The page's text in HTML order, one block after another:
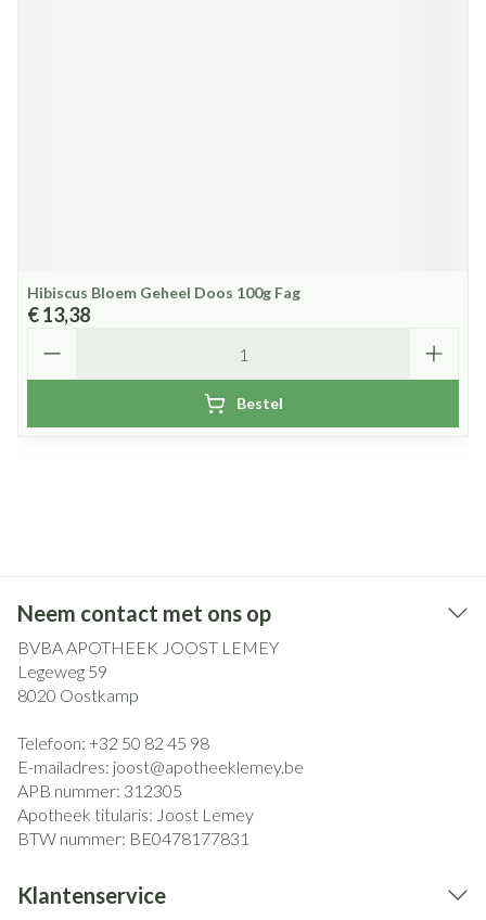
Hibiscus Bloem Geheel Doos 100g Fag
€ 13,38
Bestel
Neem contact met ons op
BVBA APOTHEEK JOOST LEMEY
Legeweg 59
8020 Oostkamp
Telefoon: +32 50 82 45 98
E-mailadres: joost@apotheeklemey.be
APB nummer: 312305
Apotheek titularis: Joost Lemey
BTW nummer: BE0478177831
Klantenservice